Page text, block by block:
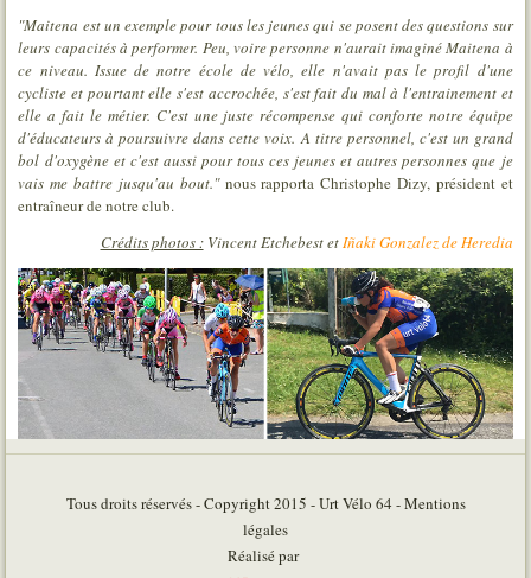
"Maitena est un exemple pour tous les jeunes qui se posent des questions sur
leurs capacités à performer. Peu, voire personne n'aurait imaginé Maitena à
ce niveau. Issue de notre école de vélo, elle n'avait pas le profil d'une
cycliste et pourtant elle s'est accrochée, s'est fait du mal à l'entrainement et
elle a fait le métier. C'est une juste récompense qui conforte notre équipe
d'éducateurs à poursuivre dans cette voix. A titre personnel, c'est un grand
bol d'oxygène et c'est aussi pour tous ces jeunes et autres personnes que je
vais me battre jusqu'au bout."nous rapporta Christophe Dizy, président et
entraîneur de notre club.
Crédits photos :Vincent Etchebest etIñaki Gonzalez de Heredia
Tous droits réservés - Copyright 2015 - Urt Vélo 64 - Mentions
légales
Réalisé par